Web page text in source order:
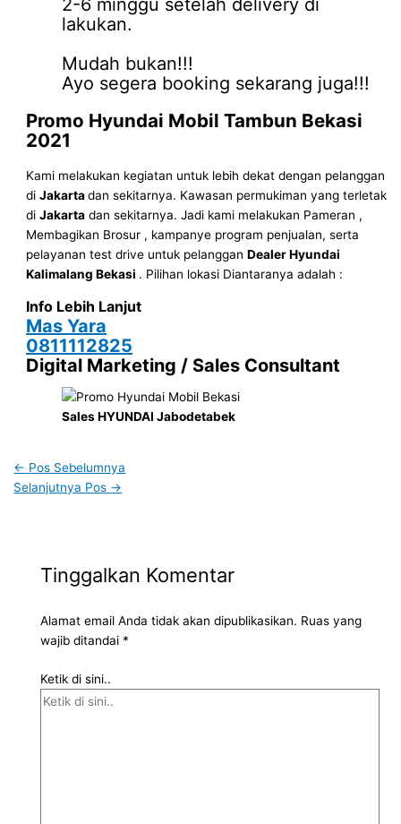
2-6 minggu setelah delivery di
lakukan.
Mudah bukan!!!
Ayo segera booking sekarang juga!!!
Promo Hyundai Mobil Tambun Bekasi
2021
Kami melakukan kegiatan untuk lebih dekat dengan pelanggan
diJakartadan sekitarnya. Kawasan permukiman yang terletak
diJakarta dan sekitarnya. Jadi kami melakukan Pameran ,
Membagikan Brosur , kampanye program penjualan, serta
pelayanan test drive untuk pelangganDealer Hyundai
Kalimalang Bekasi . Pilihan lokasi Diantaranya adalah :
Info Lebih Lanjut
Mas Yara
0811112825
Digital Marketing / Sales Consultant
Sales HYUNDAI Jabodetabek
← Pos Sebelumnya
Selanjutnya Pos →
Tinggalkan Komentar
Alamat email Anda tidak akan dipublikasikan. Ruas yang
wajib ditandai *
Ketik di sini..